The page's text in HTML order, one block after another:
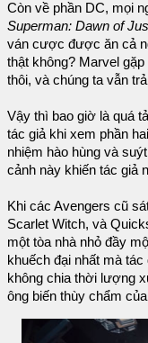
Còn về phần DC, mọi
Superman: Dawn of
ván cược được ăn cả
thật không? Marvel
thôi, và chúng ta vẫn
Vậy thì bao giờ là quá
tác giả khi xem phần
nhiệm hào hùng và
cảnh này khiến tác giả
Khi các Avengers cũ
Scarlet Witch, và
một tòa nhà nhỏ đầy
khuếch đại nhất mà
không chia thời lượng
ông biến thùy chẩm